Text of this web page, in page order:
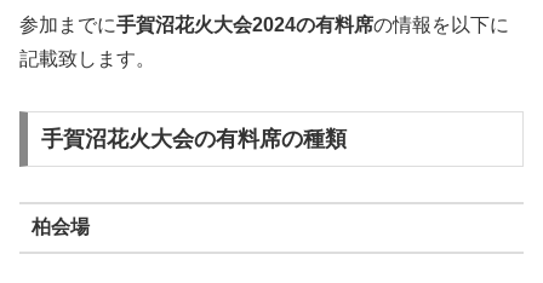
参加までに手賀沼花火大会2024の有料席の情報を以下に
記載致します。
手賀沼花火大会の有料席の種類
柏会場